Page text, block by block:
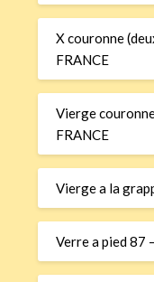
X couronne
FRANCE
Vierge
FRANCE
Vierge a la
Verre a pied 87